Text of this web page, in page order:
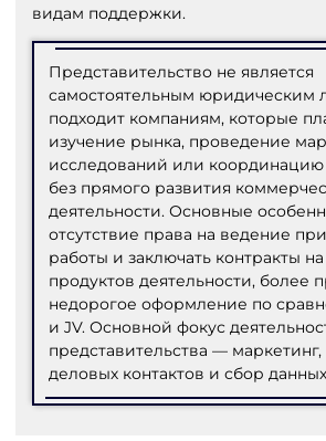
видам поддержки.
Представительство не является
самостоятельным юридическим
подходит компаниям, которые
изучение рынка, проведение
исследований или координацию
без прямого развития
деятельности. Основные
отсутствие права на ведение
работы и заключать контракты
продуктов деятельности, более
недорогое оформление по
и JV. Основной фокус
представительства —
деловых контактов и сбор